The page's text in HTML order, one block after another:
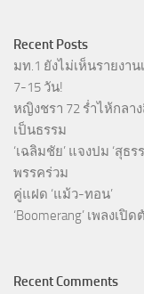
Recent Posts
มท.1 ยังไม่เห็นรายงา
7-15 วัน!
หญิงชรา 72 ร่ำไห้กลา
เป็นธรรม
‘เฉลิมชัย’ แจงปม ‘สุธ
พรรคร่วม
คู่แฝด ‘แม้ว-ทอน’
‘Boomerang’ เพลงเปิ
Recent Comments